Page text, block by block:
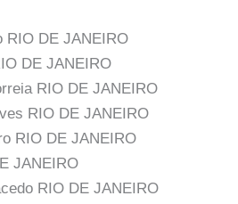
RIO DE JANEIRO
DE JANEIRO
RIO DE JANEIRO
RIO DE JANEIRO
RIO DE JANEIRO
JANEIRO
RIO DE JANEIRO